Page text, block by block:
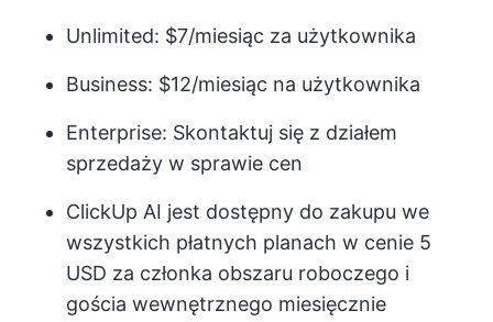
Unlimited: $7/miesiąc za użytkownika
Business: $12/miesiąc na użytkownika
Enterprise: Skontaktuj się z działem
sprzedaży w sprawie cen
ClickUp AI jest dostępny do zakupu we
wszystkich płatnych planach w cenie 5
USD za członka obszaru roboczego i
gościa wewnętrznego miesięcznie